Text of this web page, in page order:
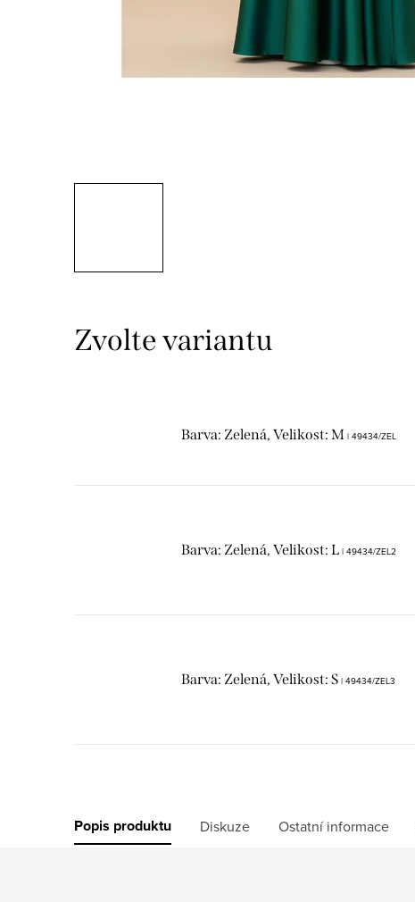
Barva: Zelená, Velikost: M | 49434/ZEL
Barva: Zelená, Velikost: L | 49434/ZEL2
Barva: Zelená, Velikost: S | 49434/ZEL3
Popis produktu Diskuze Ostatní informace